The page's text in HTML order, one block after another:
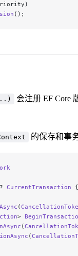
();
会注册 EF Core
的保存和事
? CurrentTransaction {
(
>
(
(